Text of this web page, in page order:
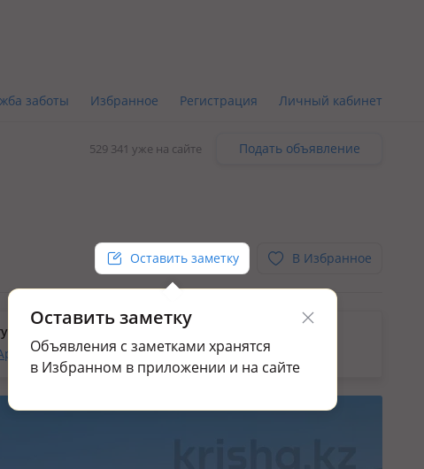
заботы Избранное Регистрация Личный кабинет
529 341 уже на сайте Подать объявление
Оставить заметку
Оставить заметку
Объявления с заметками хранятся
в Избранном в приложении и на сайте
В Избранное
промбаз и заводов в Туркестане